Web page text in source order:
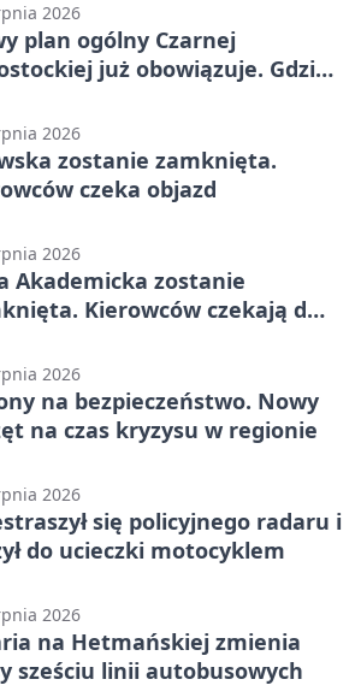
2026
plan ogólny Czarnej
już obowiązuje. Gdzie
2026
zostanie zamknięta.
czeka objazd
2026
Akademicka zostanie
Kierowców czekają dwa
2026
na bezpieczeństwo. Nowy
na czas kryzysu w regionie
2026
się policyjnego radaru i
do ucieczki motocyklem
2026
na Hetmańskiej zmienia
sześciu linii autobusowych